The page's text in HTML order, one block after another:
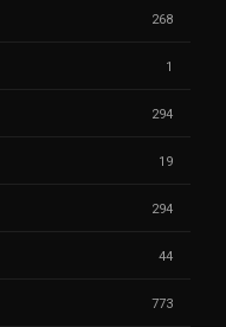
268
1
294
19
294
44
773